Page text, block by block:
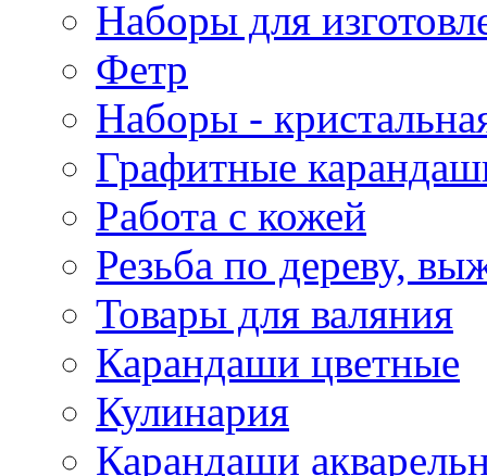
Наборы для
Фетр
Наборы -
Графитные
Работа с кожей
Резьба по дереву,
Товары для валяния
Карандаши цветные
Кулинария
Карандаши